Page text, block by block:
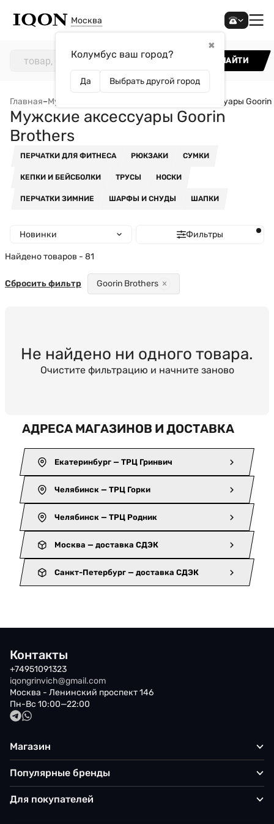
Москва
✖
Колумбус ваш город?
Да Выбрать другой город
НАЙТИ
Главная–Мужчинам Мужские аксессуары
Мужские аксессуары Goorin
Brothers
ПЕРЧАТКИ ДЛЯ ФИТНЕСА РЮКЗАКИ СУМКИ
КЕПКИ И БЕЙСБОЛКИ ТРУСЫ НОСКИ
ПЕРЧАТКИ ЗИМНИЕ ШАРФЫ И СНУДЫ ШАПКИ
Новинки Фильтры
Найдено товаров - 81
Goorin Brothers
Сбросить фильтр
Не найдено ни одного товара.
Очистите фильтрацию и начните заново
АДРЕСА МАГАЗИНОВ И ДОСТАВКА
Екатеринбург — ТРЦ Гринвич
Челябинск — ТРЦ Горки
Челябинск — ТРЦ Родник
Москва — доставка СДЭК
Санкт-Петербург — доставка СДЭК
Контакты
+74951091323
iqongrinvich@gmail.com
Москва - Ленинский проспект 146
Пн-Вс 10:00—22:00
Магазин
Популярные бренды
Для покупателей